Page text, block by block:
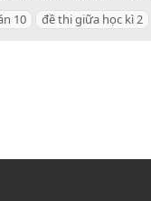
10 đề thi giữa học kì 2